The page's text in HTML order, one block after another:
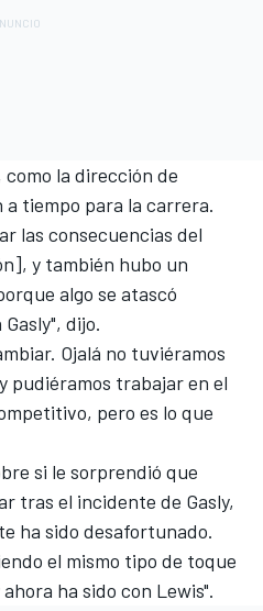
la dirección de
a tiempo para la carrera.
las consecuencias del
y también hubo un
algo se atascó
dijo.
Ojalá no tuviéramos
pudiéramos trabajar en el
pero es lo que
si le sorprendió que
tras el incidente de Gasly,
ha sido desafortunado.
el mismo tipo de toque
ha sido con Lewis".